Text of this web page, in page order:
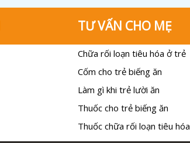
TƯ VẤN CHO MẸ
Chữa rối loạn tiêu hóa ở trẻ
Cốm cho trẻ biếng ăn
Làm gì khi trẻ lười ăn
Thuốc cho trẻ biếng ăn
Thuốc chữa rối loạn tiêu hóa